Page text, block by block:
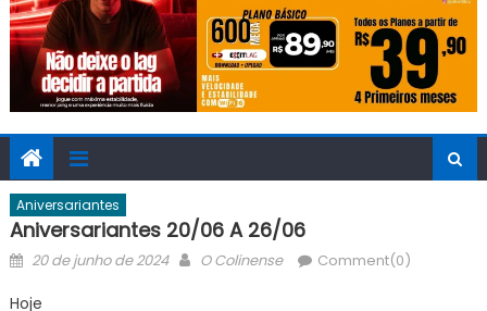
Aniversariantes
Aniversariantes 20/06 A 26/06
Posted
20 de junho de 2024 Author
O Colinense Comment(0)
Hoje